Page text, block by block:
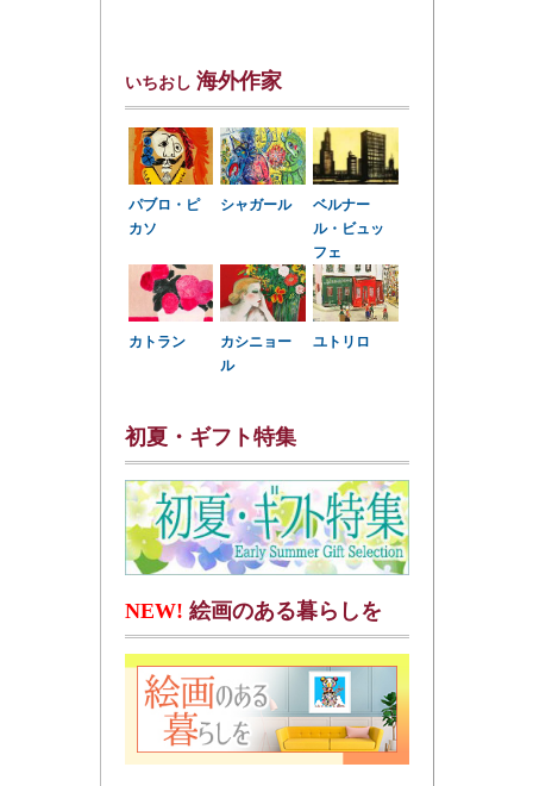
いちおし 海外作家
パブロ・ピ
カソ
シャガール
ベルナー
ル・ビュッ
フェ
カトラン
カシニョー
ル
ユトリロ
初夏・ギフト特集
NEW! 絵画のある暮らしを